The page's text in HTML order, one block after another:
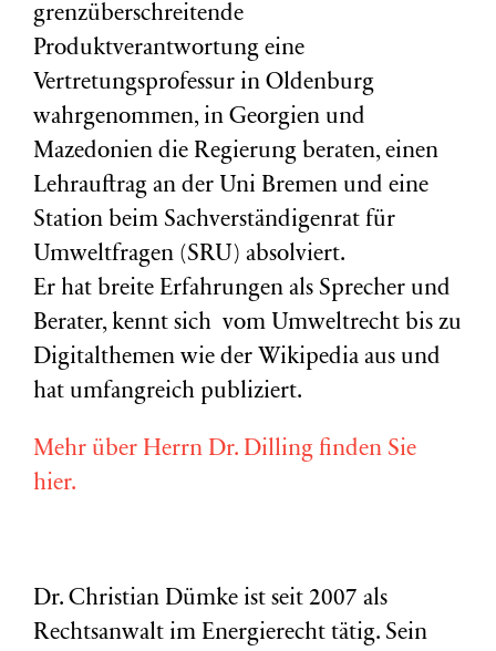
grenzüberschreitende
Produktverantwortung eine
Vertretungsprofessur in Oldenburg
wahrgenommen, in Georgien und
Mazedonien die Regierung beraten, einen
Lehrauftrag an der Uni Bremen und eine
Station beim Sachverständigenrat für
Umweltfragen (SRU) absolviert.
Er hat breite Erfahrungen als Sprecher und
Berater, kennt sich vom Umweltrecht bis zu
Digitalthemen wie der Wikipedia aus und
hat umfangreich publiziert.
Mehr über Herrn Dr. Dilling finden Sie
hier.
Dr. Christian Dümke ist seit 2007 als
Rechtsanwalt im Energierecht tätig. Sein